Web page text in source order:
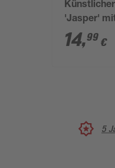
'Jasper'
grün Ø 45
14,99 €
5